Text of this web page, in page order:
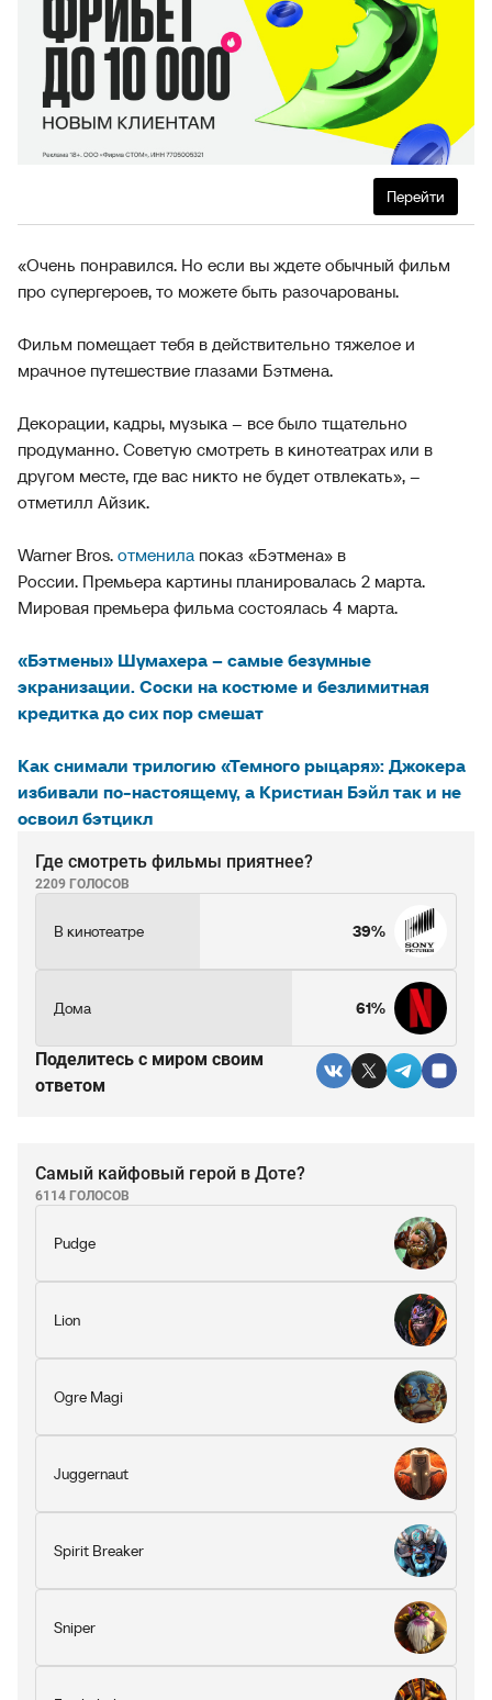
Перейти
«Очень понравился. Но если вы ждете обычный фильм
про супергероев, то можете быть разочарованы.
Фильм помещает тебя в действительно тяжелое и
мрачное путешествие глазами Бэтмена.
Декорации, кадры, музыка – все было тщательно
продуманно. Советую смотреть в кинотеатрах или в
другом месте, где вас никто не будет отвлекать», –
отметилл Айзик.
Warner Bros. отменила показ «Бэтмена» в
России. Премьера картины планировалась 2 марта.
Мировая премьера фильма состоялась 4 марта.
«Бэтмены» Шумахера – самые безумные
экранизации. Соски на костюме и безлимитная
кредитка до сих пор смешат
Как снимали трилогию «Темного рыцаря»: Джокера
избивали по-настоящему, а Кристиан Бэйл так и не
освоил бэтцикл
Где смотреть фильмы приятнее?
2209 ГОЛОСОВ
В кинотеатре 39%
Дома 61%
Поделитесь c миром своим
ответом
Самый кайфовый герой в Доте?
6114 ГОЛОСОВ
Pudge
Lion
Ogre Magi
Juggernaut
Spirit Breaker
Sniper